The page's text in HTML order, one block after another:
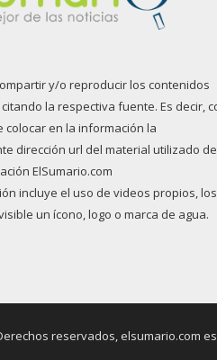
y/o reproducir los contenidos
la respectiva fuente. Es decir,
colocar en la información la
dirección url del material utilizado de
ElSumario.com
incluye el uso de videos propios, los
un ícono, logo o marca de agua.
reservados, elsumario.com es